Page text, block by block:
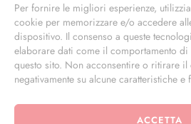
Per fornire le migliori esperienze,
cookie per memorizzare e/o accedere
dispositivo. Il consenso a queste
elaborare dati come il comportamento
questo sito. Non acconsentire o ritirare
negativamente su alcune caratteristiche e
ACCETTA
info@masterphil.it